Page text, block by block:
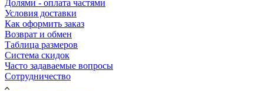
Долями - оплата частями
Условия доставки
Как оформить заказ
Возврат и обмен
Таблица размеров
Система скидок
Часто задаваемые вопросы
Сотрудничество